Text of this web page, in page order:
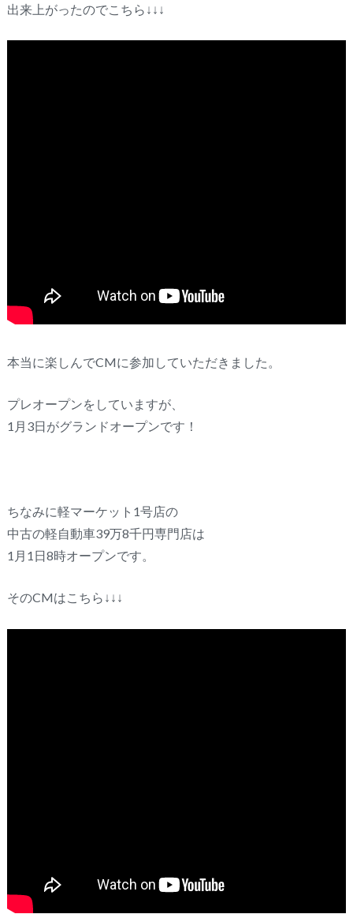
出来上がったのでこちら↓↓↓
本当に楽しんでCMに参加していただきました。
プレオープンをしていますが、
1月3日がグランドオープンです！
ちなみに軽マーケット1号店の
中古の軽自動車39万8千円専門店は
1月1日8時オープンです。
そのCMはこちら↓↓↓